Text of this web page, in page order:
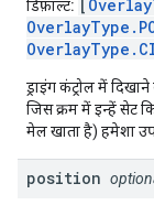
डिफ़ॉल्ट: [
ड्राइंग कंट्रोल में
जिस क्रम में इन्हें सेट
मेल खाता है) हमेशा
position